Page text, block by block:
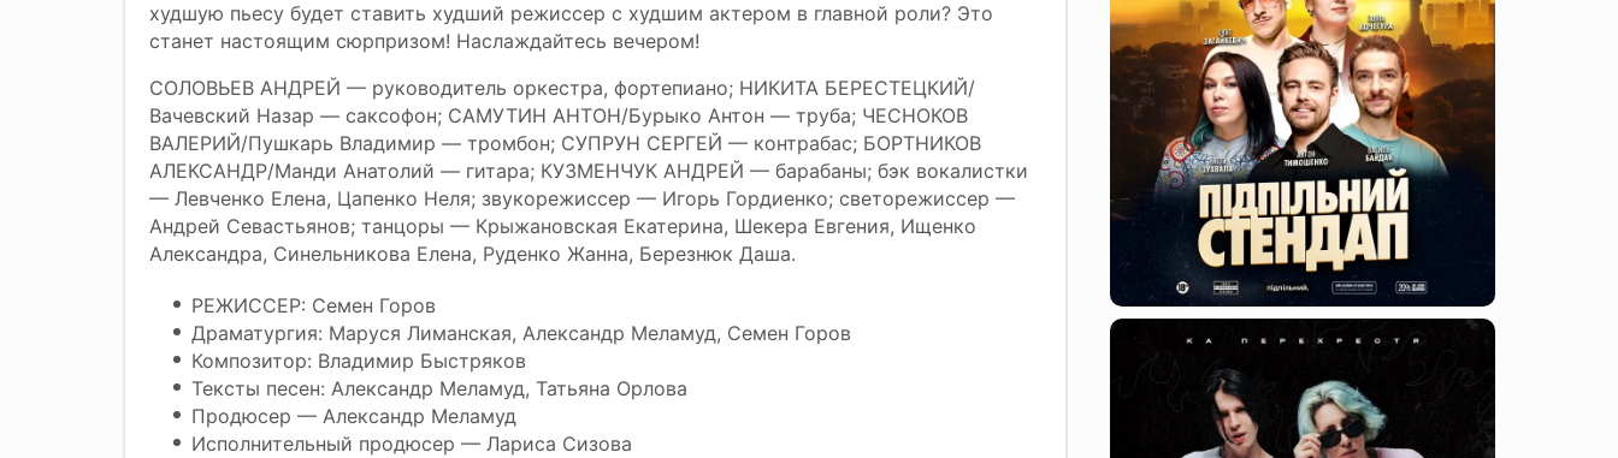
худшую пьесу будет ставить худший режиссер с худшим актером в главной роли? Это
станет настоящим сюрпризом! Наслаждайтесь вечером!
СОЛОВЬЕВ АНДРЕЙ — руководитель оркестра, фортепиано; НИКИТА БЕРЕСТЕЦКИЙ/
Вачевский Назар — саксофон; САМУТИН АНТОН/Бурыко Антон — труба; ЧЕСНОКОВ
ВАЛЕРИЙ/Пушкарь Владимир — тромбон; СУПРУН СЕРГЕЙ — контрабас; БОРТНИКОВ
АЛЕКСАНДР/Манди Анатолий — гитара; КУЗМЕНЧУК АНДРЕЙ — барабаны; бэк вокалистки
— Левченко Елена, Цапенко Неля; звукорежиссер — Игорь Гордиенко; светорежиссер —
Андрей Севастьянов; танцоры — Крыжановская Екатерина, Шекера Евгения, Ищенко
Александра, Синельникова Елена, Руденко Жанна, Березнюк Даша.
РЕЖИССЕР: Семен Горов
Драматургия: Маруся Лиманская, Александр Меламуд, Семен Горов
Композитор: Владимир Быстряков
Тексты песен: Александр Меламуд, Татьяна Орлова
Продюсер — Александр Меламуд
Исполнительный продюсер — Лариса Сизова